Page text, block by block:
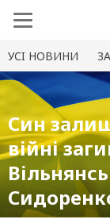
УСI НОВИНИ
Син
війні